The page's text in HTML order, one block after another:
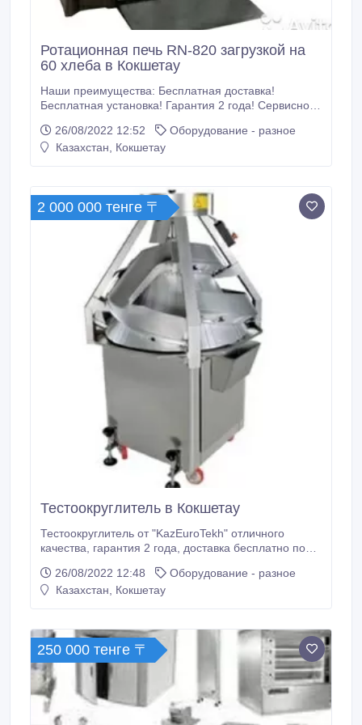
Ротационная печь RN-820 загрузкой на
60 хлеба в Кокшетау
Наши преимущества: Бесплатная доставка!
Бесплатная установка! Гарантия 2 года! Сервисное
ротационной печи! Техническая характеристика:
Высота - 180см. Ширина - 100см. Длина - 150см.
26/08/2022 12:52
Оборудование - разное
Казахстан, Кокшетау
2 000 000 тенге 〒
Тестоокруглитель в Кокшетау
Тестоокруглитель от "KazEuroTekh" отличного
качества, гарантия 2 года, доставка бесплатно по
Производительность от 1000 до 1200шт/ч Округляет
тесто от 200гр до 800гр Ширина 80см Длина 80см
нержавеющая сталь.
26/08/2022 12:48
Оборудование - разное
Казахстан, Кокшетау
250 000 тенге 〒